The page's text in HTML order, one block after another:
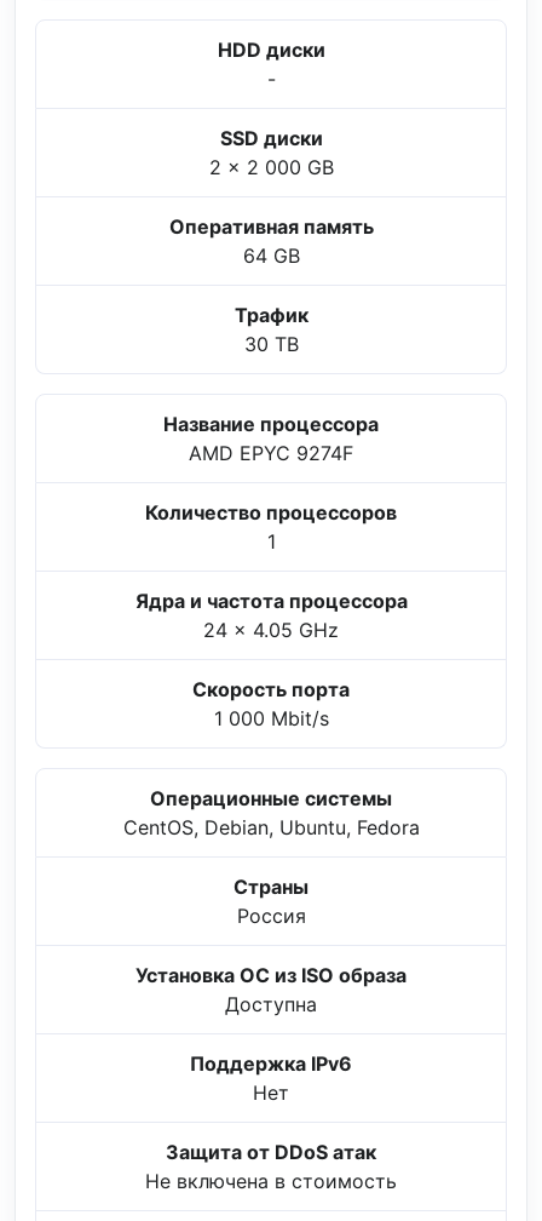
HDD диски
-
SSD диски
2 x 2 000 GB
Оперативная память
64 GB
Трафик
30 TB
Название процессора
AMD EPYC 9274F
Количество процессоров
1
Ядра и частота процессора
24 x 4.05 GHz
Скорость порта
1 000 Mbit/s
Операционные системы
CentOS, Debian, Ubuntu, Fedora
Страны
Россия
Установка ОС из ISO образа
Доступна
Поддержка IPv6
Нет
Защита от DDoS атак
Не включена в стоимость